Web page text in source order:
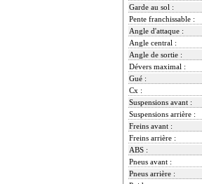
Garde au sol :
Pente franchissable :
Angle d'attaque :
Angle central :
Angle de sortie :
Dévers maximal :
Gué :
Cx :
Suspensions avant :
Suspensions arrière :
Freins avant :
Freins arrière :
ABS :
Pneus avant :
Pneus arrière :